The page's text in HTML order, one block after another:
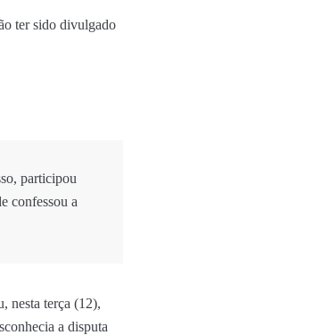
ter sido divulgado
participou
confessou a
nesta terça (12),
a disputa